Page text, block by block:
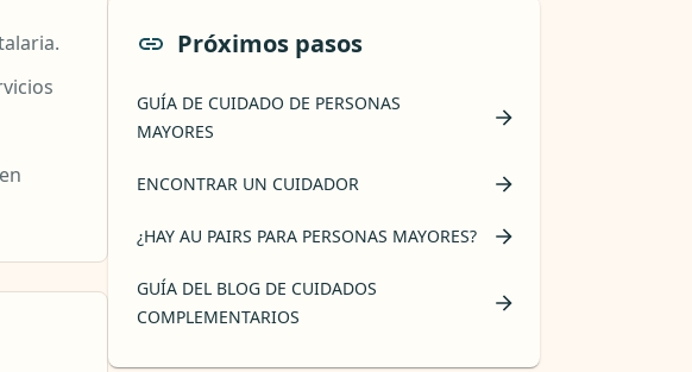
Próximos pasos
GUÍA DE CUIDADO DE PERSONAS
MAYORES
ENCONTRAR UN CUIDADOR
¿HAY AU PAIRS PARA PERSONAS MAYORES?
GUÍA DEL BLOG DE CUIDADOS
COMPLEMENTARIOS